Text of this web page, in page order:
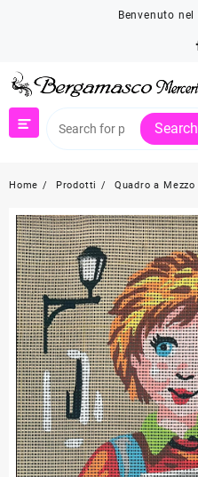
Benvenuto
Search
Home Prodotti Quadro a